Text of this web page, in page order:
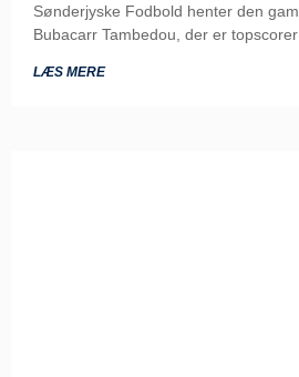
Sønderjyske Fodbold henter den
Bubacarr Tambedou, der er
LÆS MERE